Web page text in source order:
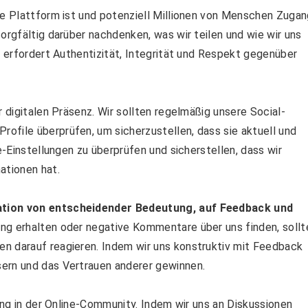
Plattform ist und potenziell Millionen von Menschen
darüber nachdenken, was wir teilen und wie wir uns
erfordert Authentizität, Integrität und Respekt gegenüber
Präsenz. Wir sollten regelmäßig unsere Social-
überprüfen, um sicherzustellen, dass sie aktuell und
zu überprüfen und sicherstellen, dass wir
hat.
von entscheidender Bedeutung, auf Feedback und
erhalten oder negative Kommentare über uns finden,
darauf reagieren. Indem wir uns konstruktiv mit Feedback
und das Vertrauen anderer gewinnen.
in derOnline-Community. Indem wir uns an Diskussionen